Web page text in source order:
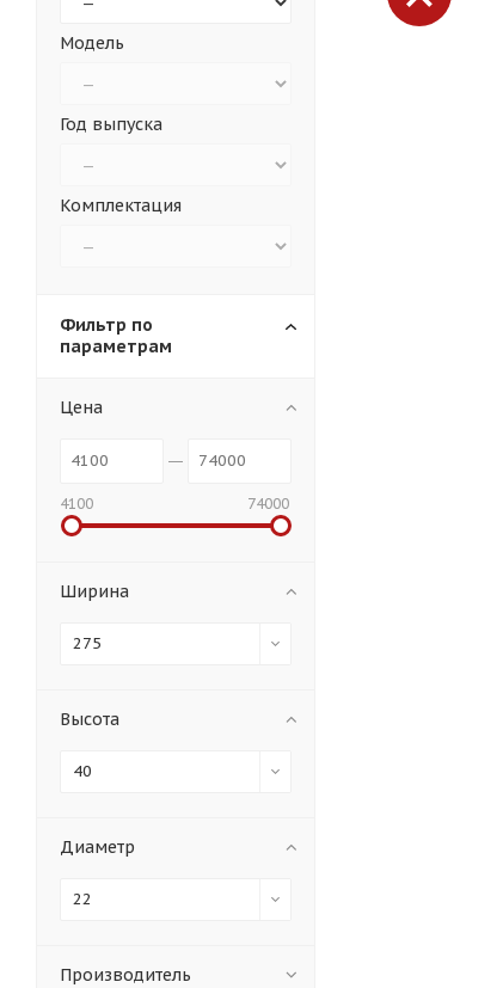
Модель
Год выпуска
Комплектация
Фильтр по
параметрам
Цена
4100 74000
Ширина
275
Высота
40
Диаметр
22
Производитель